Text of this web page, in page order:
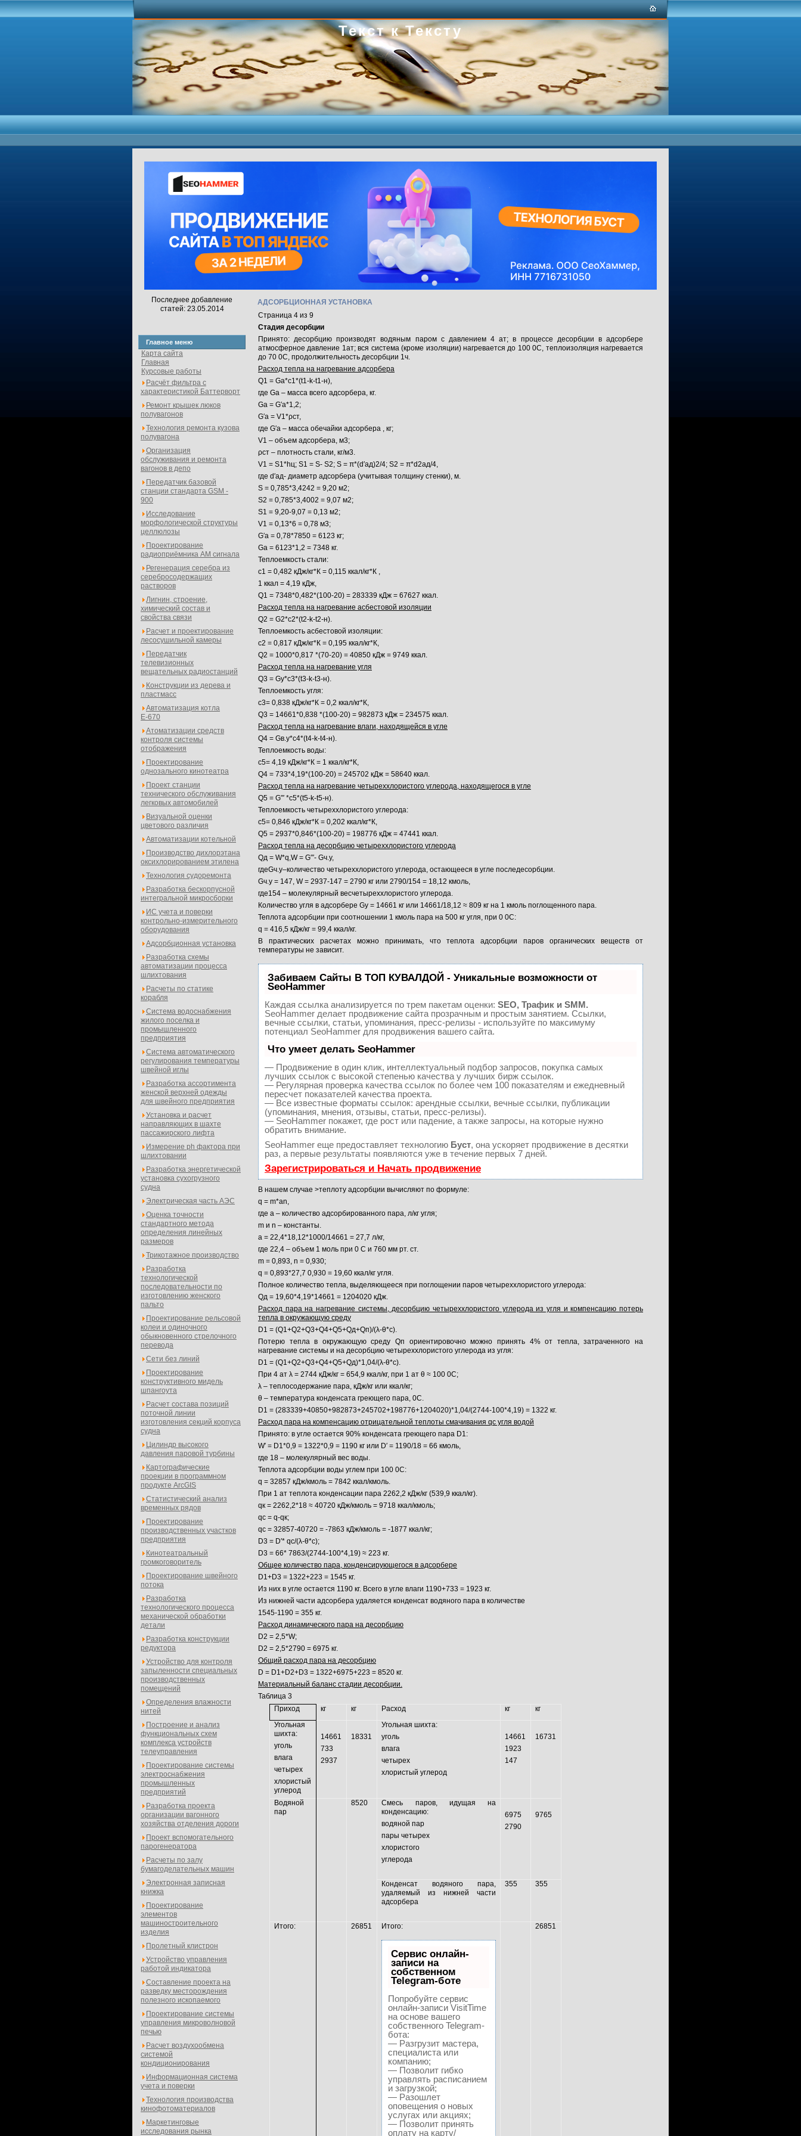
Текст к Тексту
Последнее добавление
статей: 23.05.2014
Главное меню
Карта сайта
Главная
Курсовые работы
Расчёт фильтра с
характеристикой Баттерворт
Ремонт крышек люков
полувагонов
Технология ремонта кузова
полувагона
Организация
обслуживания и ремонта
вагонов в депо
Передатчик базовой
станции стандарта GSM -
900
Исследование
морфологической структуры
целлюлозы
Проектирование
радиоприёмника АМ сигнала
Регенерация серебра из
серебросодержащих
растворов
Лигнин, строение,
химический состав и
свойства связи
Расчет и проектирование
лесосушильной камеры
Передатчик
телевизионных
вещательных радиостанций
Конструкции из дерева и
пластмасс
Автоматизация котла
Е-670
Атоматизации средств
контроля системы
отображения
Проектирование
однозального кинотеатра
Проект станции
технического обслуживания
легковых автомобилей
Визуальной оценки
цветового различия
Автоматизации котельной
Производство дихлорэтана
оксихлорированием этилена
Технология судоремонта
Разработка бескорпусной
интегральной микросборки
ИС учета и поверки
контрольно-измерительного
оборудования
Адсорбционная установка
Разработка схемы
автоматизации процесса
шлихтования
Расчеты по статике
корабля
Система водоснабжения
жилого поселка и
промышленного
предприятия
Система автоматического
регулирования температуры
швейной иглы
Разработка ассортимента
женской верхней одежды
для швейного предприятия
Установка и расчет
направляющих в шахте
пассажирского лифта
Измерение ph фактора при
шлихтовании
Разработка энергетической
установка сухогрузного
судна
Электрическая часть АЭС
Оценка точности
стандартного метода
определения линейных
размеров
Трикотажное производство
Разработка
технологической
последовательности по
изготовлению женского
пальто
Проектирование рельсовой
колеи и одиночного
обыкновенного стрелочного
перевода
Сети без линий
Проектирование
конструктивного мидель
шпангоута
Расчет состава позиций
поточной линии
изготовления секций корпуса
судна
Цилиндр высокого
давления паровой турбины
Картографические
проекции в программном
продукте ArcGIS
Статистический анализ
временных рядов
Проектирование
производственных участков
предприятия
Кинотеатральный
громкоговоритель
Проектирование швейного
потока
Разработка
технологического процесса
механической обработки
детали
Разработка конструкции
редуктора
Устройство для контроля
запыленности специальных
производственных
помещений
Определения влажности
нитей
Построение и анализ
функциональных схем
комплекса устройств
телеуправления
Проектирование системы
электроснабжения
промышленных
предприятий
Разработка проекта
организации вагонного
хозяйства отделения дороги
Проект вспомогательного
парогенератора
Расчеты по залу
бумагоделательных машин
Электронная записная
книжка
Проектирование
элементов
машиностроительного
изделия
Пролетный клистрон
Устройство управления
работой индикатора
Составление проекта на
разведку месторождения
полезного ископаемого
Проектирование системы
управления микроволновой
печью
Расчет воздухообмена
системой
кондиционирования
Информационная система
учета и поверки
Технология производства
кинофотоматериалов
Маркетинговые
исследования рынка
АДСОРБЦИОННАЯ УСТАНОВКА
Страница 4 из 9
Стадия десорбции
Принято: десорбцию производят водяным паром с давлением 4 ат; в процессе десорбции в адсорбере
атмосферное давление 1ат; вся система (кроме изоляции) нагревается до 100 0С, теплоизоляция нагревается
до 70 0С, продолжительность десорбции 1ч.
Расход тепла на нагревание адсорбера
Q1 = Ga*с1*(t1-k-t1-н),
где Ga – масса всего адсорбера, кг.
Ga = G′a*1,2;
G′a = V1*ρст,
где G′a – масса обечайки адсорбера , кг;
V1 – объем адсорбера, м3;
ρст – плотность стали, кг/м3.
V1 = S1*hц; S1 = S- S2; S = π*(d′ад)2/4; S2 = π*d2ад/4,
где d′ад- диаметр адсорбера (учитывая толщину стенки), м.
S = 0,785*3,4242 = 9,20 м2;
S2 = 0,785*3,4002 = 9,07 м2;
S1 = 9,20-9,07 = 0,13 м2;
V1 = 0,13*6 = 0,78 м3;
G′a = 0,78*7850 = 6123 кг;
Ga = 6123*1,2 = 7348 кг.
Теплоемкость стали:
с1 = 0,482 кДж/кг*К = 0,115 ккал/кг*К ,
1 ккал = 4,19 кДж,
Q1 = 7348*0,482*(100-20) = 283339 кДж = 67627 ккал.
Расход тепла на нагревание асбестовой изоляции
Q2 = G2*с2*(t2-k-t2-н).
Теплоемкость асбестовой изоляции:
с2 = 0,817 кДж/кг*К = 0,195 ккал/кг*К,
Q2 = 1000*0,817 *(70-20) = 40850 кДж = 9749 ккал.
Расход тепла на нагревание угля
Q3 = Gу*с3*(t3-k-t3-н).
Теплоемкость угля:
с3= 0,838 кДж/кг*К = 0,2 ккал/кг*К,
Q3 = 14661*0,838 *(100-20) = 982873 кДж = 234575 ккал.
Расход тепла на нагревание влаги, находящейся в угле
Q4 = Gв.у*с4*(t4-k-t4-н).
Теплоемкость воды:
с5= 4,19 кДж/кг*К = 1 ккал/кг*К,
Q4 = 733*4,19*(100-20) = 245702 кДж = 58640 ккал.
Расход тепла на нагревание четыреххлористого углерода, находящегося в угле
Q5 = G′″ *с5*(t5-k-t5-н).
Теплоемкость четыреххлористого углерода:
с5= 0,846 кДж/кг*К = 0,202 ккал/кг*К,
Q5 = 2937*0,846*(100-20) = 198776 кДж = 47441 ккал.
Расход тепла на десорбцию четыреххлористого углерода
Qд = W*q,W = G′″- Gч.у,
гдеGч.у–количество четыреххлористого углерода, остающееся в угле последесорбции.
Gч.у = 147, W = 2937-147 = 2790 кг или 2790/154 = 18,12 кмоль,
где154 – молекулярный весчетыреххлористого углерода.
Количество угля в адсорбере Gу = 14661 кг или 14661/18,12 ≈ 809 кг на 1 кмоль поглощенного пара.
Теплота адсорбции при соотношении 1 кмоль пара на 500 кг угля, при 0 0С:
q = 416,5 кДж/кг = 99,4 ккал/кг.
В практических расчетах можно принимать, что теплота адсорбции паров органических веществ от
температуры не зависит.
Забиваем Сайты В ТОП КУВАЛДОЙ - Уникальные возможности от
SeoHammer
Каждая ссылка анализируется по трем пакетам оценки: SEO, Трафик и SMM.
SeoHammer делает продвижение сайта прозрачным и простым занятием. Ссылки,
вечные ссылки, статьи, упоминания, пресс-релизы - используйте по максимуму
потенциал SeoHammer для продвижения вашего сайта.
Что умеет делать SeoHammer
— Продвижение в один клик, интеллектуальный подбор запросов, покупка самых
лучших ссылок с высокой степенью качества у лучших бирж ссылок.
— Регулярная проверка качества ссылок по более чем 100 показателям и ежедневный
пересчет показателей качества проекта.
— Все известные форматы ссылок: арендные ссылки, вечные ссылки, публикации
(упоминания, мнения, отзывы, статьи, пресс-релизы).
— SeoHammer покажет, где рост или падение, а также запросы, на которые нужно
обратить внимание.
SeoHammer еще предоставляет технологию Буст, она ускоряет продвижение в десятки
раз, а первые результаты появляются уже в течение первых 7 дней.
Зарегистрироваться и Начать продвижение
В нашем случае >теплоту адсорбции вычисляют по формуле:
q = m*an,
где а – количество адсорбированного пара, л/кг угля;
m и n – константы.
а = 22,4*18,12*1000/14661 = 27,7 л/кг,
где 22,4 – объем 1 моль при 0 С и 760 мм рт. ст.
m = 0,893, n = 0,930;
q = 0,893*27,7 0,930 = 19,60 ккал/кг угля.
Полное количество тепла, выделяющееся при поглощении паров четыреххлористого углерода:
Qд = 19,60*4,19*14661 = 1204020 кДж.
Расход пара на нагревание системы, десорбцию четыреххлористого углерода из угля и компенсацию потерь
тепла в окружающую среду
D1 = (Q1+Q2+Q3+Q4+Q5+Qд+Qп)/(λ-θ*c).
Потерю тепла в окружающую среду Qп ориентировочно можно принять 4% от тепла, затраченного на
нагревание системы и на десорбцию четыреххлористого углерода из угля:
D1 = (Q1+Q2+Q3+Q4+Q5+Qд)*1,04/(λ-θ*c).
При 4 ат λ = 2744 кДж/кг = 654,9 ккал/кг, при 1 ат θ ≈ 100 0С;
λ – теплосодержание пара, кДж/кг или ккал/кг;
θ – температура конденсата греющего пара, 0С.
D1 = (283339+40850+982873+245702+198776+1204020)*1,04/(2744-100*4,19) = 1322 кг.
Расход пара на компенсацию отрицательной теплоты смачивания qс угля водой
Принято: в угле остается 90% конденсата греющего пара D1:
W′ = D1*0,9 = 1322*0,9 = 1190 кг или D′ = 1190/18 = 66 кмоль,
где 18 – молекулярный вес воды.
Теплота адсорбции воды углем при 100 0С:
q = 32857 кДж/кмоль = 7842 ккал/кмоль.
При 1 ат теплота конденсации пара 2262,2 кДж/кг (539,9 ккал/кг).
qк = 2262,2*18 ≈ 40720 кДж/кмоль = 9718 ккал/кмоль;
qс = q-qк;
qс = 32857-40720 = -7863 кДж/кмоль = -1877 ккал/кг;
D3 = D′* qс/(λ-θ*c);
D3 = 66* 7863/(2744-100*4,19) ≈ 223 кг.
Общее количество пара, конденсирующегося в адсорбере
D1+D3 = 1322+223 = 1545 кг.
Из них в угле остается 1190 кг. Всего в угле влаги 1190+733 = 1923 кг.
Из нижней части адсорбера удаляется конденсат водяного пара в количестве
1545-1190 = 355 кг.
Расход динамического пара на десорбцию
D2 = 2,5*W;
D2 = 2,5*2790 = 6975 кг.
Общий расход пара на десорбцию
D = D1+D2+D3 = 1322+6975+223 = 8520 кг.
Материальный баланс стадии десорбции.
Таблица 3
Приход
кг кг Расход кг
кг
Угольная
шихта:
уголь
влага
четырех
хлористый
углерод
14661
733
2937
18331
Угольная шихта:
уголь
влага
четырех
хлористый углерод
14661
1923
147
16731
Водяной
пар
8520
Смесь паров, идущая на
конденсацию:
водяной пар
пары четырех
хлористого
углерода
6975
2790
9765
Конденсат водяного
пара,
удаляемый из нижней части
адсорбера
355 355
Итого: 26851 Итого:
Сервис онлайн-
записи на
собственном
Telegram-боте
Попробуйте сервис
онлайн-записи VisitTime
на основе вашего
собственного Telegram-
бота:
— Разгрузит мастера,
специалиста или
компанию;
— Позволит гибко
управлять расписанием
и загрузкой;
— Разошлет
оповещения о новых
услугах или акциях;
— Позволит принять
оплату на карту/
26851